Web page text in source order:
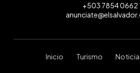
+503 7854 0662
Inicio Turismo